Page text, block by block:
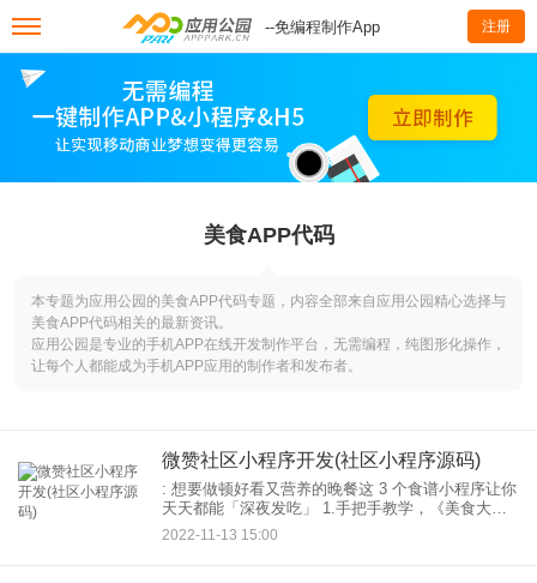
--免编程制作App 注册
美食APP代码
本专题为应用公园的美食APP代码专题，内容全部来自应用公园精心选择与
美食APP代码相关的最新资讯。
应用公园是专业的手机APP在线开发制作平台，无需编程，纯图形化操作，
让每个人都能成为手机APP应用的制作者和发布者。
微赞社区小程序开发(社区小程序源码)
: 想要做顿好看又营养的晚餐这 3 个食谱小程序让你
天天都能「深夜发吃」 1.手把手教学，《美食大师
菜谱大全》小程序在传统图文讲解菜谱的基础上，
增加视频教学。以短视频的方式传授做法，让用户
2022-11-13 15:00